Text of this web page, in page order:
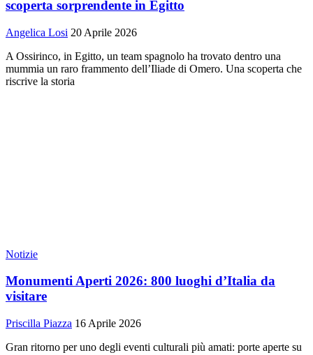
scoperta sorprendente in Egitto
Angelica Losi 20 Aprile 2026
A Ossirinco, in Egitto, un team spagnolo ha trovato dentro una
mummia un raro frammento dell’Iliade di Omero. Una scoperta che
riscrive la storia
Notizie
Monumenti Aperti 2026: 800 luoghi d’Italia da
visitare
Priscilla Piazza 16 Aprile 2026
Gran ritorno per uno degli eventi culturali più amati: porte aperte su